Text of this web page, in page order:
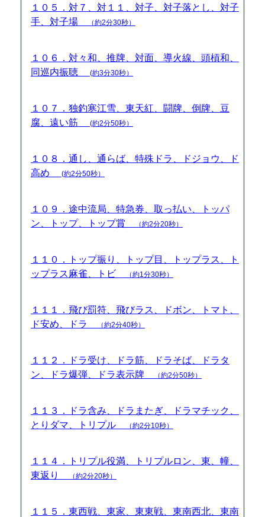
１０５．対７、対１１、対子、対子落とし、対子
手、対子場
（約2分30秒）
１０６．対々和、推牌、対面、導火線、頭槓和、
同巡内振聴
(約3分30秒）
１０７．独釣寒江雪、東天紅、闘牌、倒牌、豆
腐、遠い筋
(約2分50秒）
１０８．通し、通らば、特殊ドラ、ドジョウ、ド
高め
(約2分50秒）
１０９．途中流局、特急券、取っ払い、トッパ
ン、トップ、トップ賞
（約2分20秒）
１１０．トップ振り、トップ目、トップラス、ト
ップラス麻雀、トビ
（約1分30秒）
１１１．飛び罰符、飛びラス、ドボン、トマト、
ド安め、ドラ
（約2分40秒）
１１２．ドラ受け、ドラ筋、ドラそば、ドラタ
ン、ドラ爆弾、ドラ表示牌
（約2分50秒）
１１３．ドラ含み、ドラまたぎ、ドラマチック、
とりダマ、トリプル
（約2分10秒）
１１４．トリプル役満、トリプルロン、東、幢、
東返り
（約2分20秒）
１１５．東西戦、東家、東東戦、東南西北、東南